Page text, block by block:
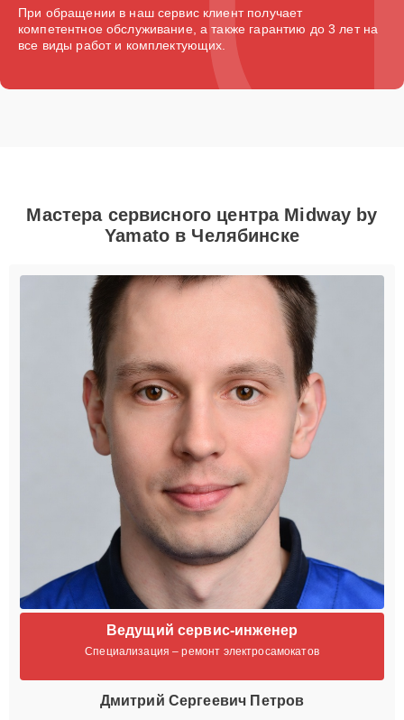
При обращении в наш сервис клиент получает
компетентное обслуживание, а также гарантию до 3 лет на
все виды работ и комплектующих.
Мастера сервисного центра Midway by
Yamato в Челябинске
Ведущий сервис-инженер
Специализация – ремонт электросамокатов
Дмитрий Сергеевич Петров